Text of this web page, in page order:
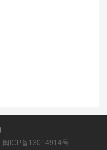
闽ICP备13014914号